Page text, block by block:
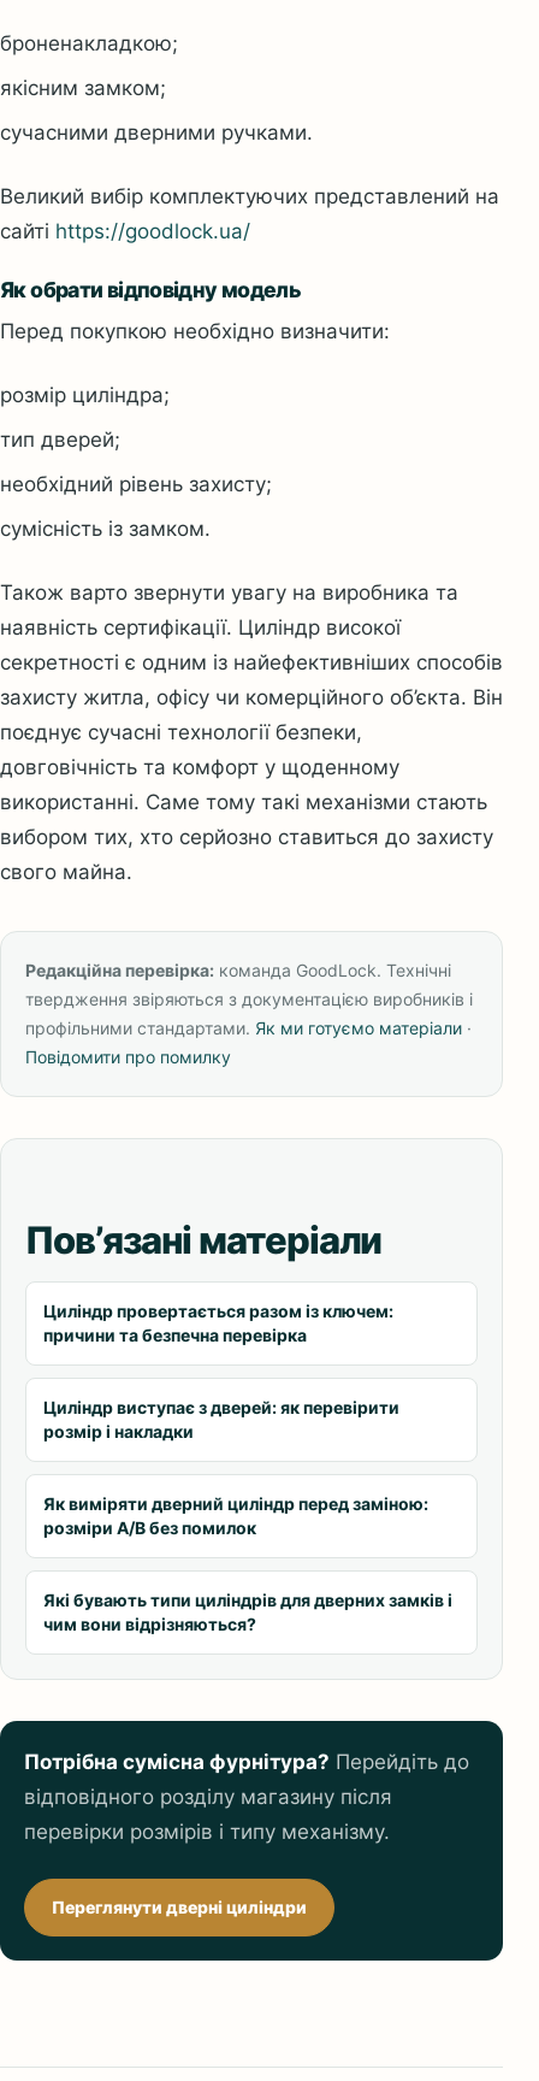
броненакладкою;
якісним замком;
сучасними дверними ручками.
Великий вибір комплектуючих представлений на
сайті https://goodlock.ua/
Як обрати відповідну модель
Перед покупкою необхідно визначити:
розмір циліндра;
тип дверей;
необхідний рівень захисту;
сумісність із замком.
Також варто звернути увагу на виробника та
наявність сертифікації. Циліндр високої
секретності є одним із найефективніших способів
захисту житла, офісу чи комерційного об’єкта. Він
поєднує сучасні технології безпеки,
довговічність та комфорт у щоденному
використанні. Саме тому такі механізми стають
вибором тих, хто серйозно ставиться до захисту
свого майна.
Редакційна перевірка: команда GoodLock. Технічні
твердження звіряються з документацією виробників і
профільними стандартами. Як ми готуємо матеріали ·
Повідомити про помилку
Пов’язані матеріали
Циліндр провертається разом із ключем:
причини та безпечна перевірка
Циліндр виступає з дверей: як перевірити
розмір і накладки
Як виміряти дверний циліндр перед заміною:
розміри A/B без помилок
Які бувають типи циліндрів для дверних замків і
чим вони відрізняються?
Потрібна сумісна фурнітура? Перейдіть до
відповідного розділу магазину після
перевірки розмірів і типу механізму.
Переглянути дверні циліндри